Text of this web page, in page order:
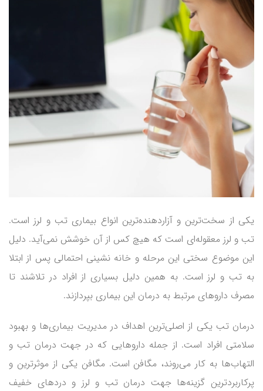
یکی از سخت‌ترین و آزاردهنده‌ترین انواع بیماری تب و لرز است.
تب و لرز معقوله‌ای است که هیچ کس از آن خوشش نمی‌آید. دلیل
این موضوع سختی این مرحله و خانه نشینی احتمالی پس از ابتلا
به تب و لرز است. به همین دلیل بسیاری از افراد در تلاشند تا
مصرف داروهای مرتبط به درمان این بیماری بپردازند.
درمان تب یکی از اصلی‌ترین اهداف در مدیریت بیماری‌ها و بهبود
سلامتی افراد است. از جمله داروهایی که در جهت درمان تب و
التهاب‌ها به کار می‌روند، مگافن است. مگافن یکی از موثرترین و
پرکاربردترین گزینه‌ها جهت درمان تب و لرز و دردهای خفیف